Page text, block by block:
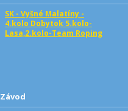
SK - Vyšné Malatíny -
4.kolo Dobytok 5.kolo-
Lasa,2.kolo-Team Roping
Závod